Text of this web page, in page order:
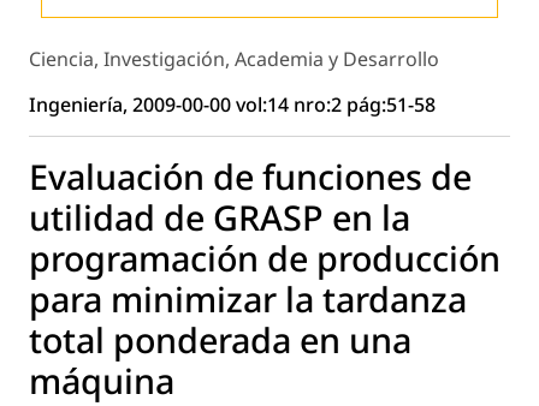
Ciencia, Investigación, Academia y Desarrollo
Ingeniería, 2009-00-00 vol:14 nro:2 pág:51-58
Evaluación de funciones de
utilidad de GRASP en la
programación de producción
para minimizar la tardanza
total ponderada en una
máquina